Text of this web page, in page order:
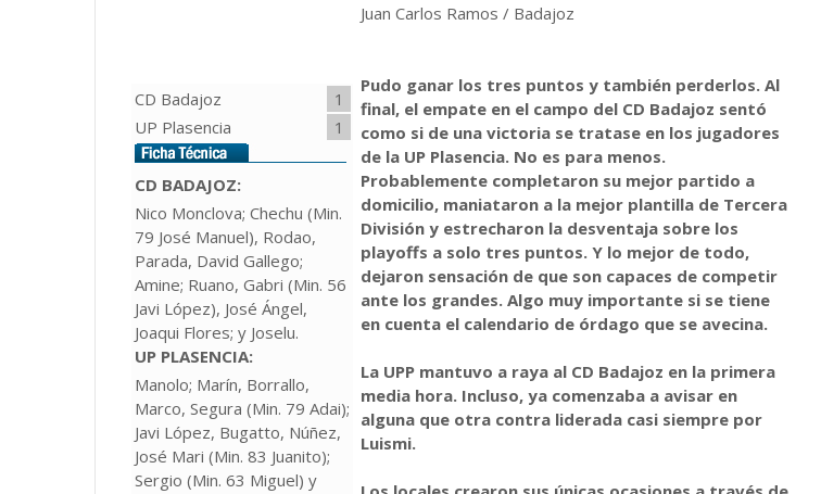
CD Badajoz
1
UP Plasencia
1
CD BADAJOZ:
Nico Monclova; Chechu (Min.
79 José Manuel), Rodao,
Parada, David Gallego;
Amine; Ruano, Gabri (Min. 56
Javi López), José Ángel,
Joaqui Flores; y Joselu.
UP PLASENCIA:
Manolo; Marín, Borrallo,
Marco, Segura (Min. 79 Adai);
Javi López, Bugatto, Núñez,
José Mari (Min. 83 Juanito);
Sergio (Min. 63 Miguel) y
Juan Carlos Ramos / Badajoz
Pudo ganar los tres puntos y también perderlos. Al
final, el empate en el campo del CD Badajoz sentó
como si de una victoria se tratase en los jugadores
de la UP Plasencia. No es para menos.
Probablemente completaron su mejor partido a
domicilio, maniataron a la mejor plantilla de Tercera
División y estrecharon la desventaja sobre los
playoffs a solo tres puntos. Y lo mejor de todo,
dejaron sensación de que son capaces de competir
ante los grandes. Algo muy importante si se tiene
en cuenta el calendario de órdago que se avecina.
La UPP mantuvo a raya al CD Badajoz en la primera
media hora. Incluso, ya comenzaba a avisar en
alguna que otra contra liderada casi siempre por
Luismi.